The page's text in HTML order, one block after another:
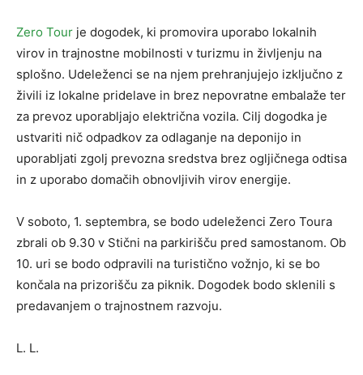
Zero Tour je dogodek, ki promovira uporabo lokalnih
virov in trajnostne mobilnosti v turizmu in življenju na
splošno. Udeleženci se na njem prehranjujejo izključno z
živili iz lokalne pridelave in brez nepovratne embalaže ter
za prevoz uporabljajo električna vozila. Cilj dogodka je
ustvariti nič odpadkov za odlaganje na deponijo in
uporabljati zgolj prevozna sredstva brez ogljičnega odtisa
in z uporabo domačih obnovljivih virov energije.
V soboto, 1. septembra, se bodo udeleženci Zero Toura
zbrali ob 9.30 v Stični na parkirišču pred samostanom. Ob
10. uri se bodo odpravili na turistično vožnjo, ki se bo
končala na prizorišču za piknik. Dogodek bodo sklenili s
predavanjem o trajnostnem razvoju.
L. L.